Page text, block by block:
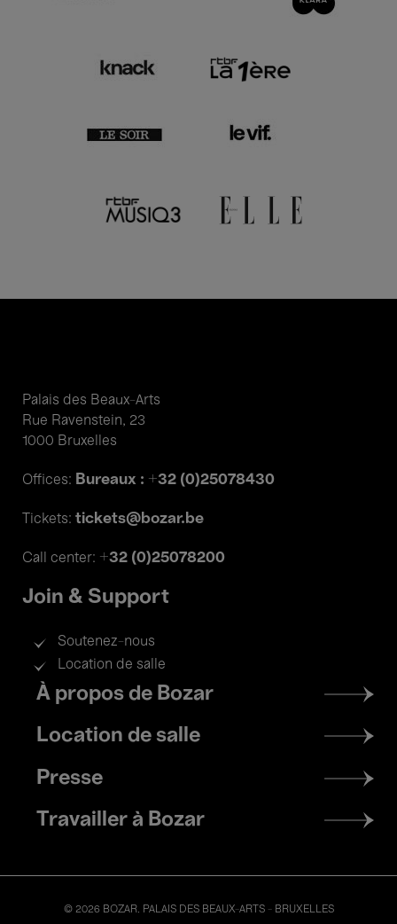
Palais des Beaux-Arts
Rue Ravenstein, 23
1000 Bruxelles
Offices: Bureaux : +32 (0)25078430
Tickets: tickets@bozar.be
Call center: +32 (0)25078200
Join & Support
Soutenez-nous
Location de salle
Footer
menu
À propos de Bozar
Location de salle
Presse
Travailler à Bozar
© 2026 BOZAR. PALAIS DES BEAUX-ARTS - BRUXELLES